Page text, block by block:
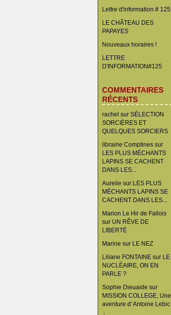
Lettre d'information # 125
LE CHÂTEAU DES
PAPAYES
Nouveaux horaires !
LETTRE
D'INFORMATION#125
COMMENTAIRES
RÉCENTS
rachel sur SÉLECTION
SORCIÈRES ET
QUELQUES SORCIERS
librairie Comptinessur
LES PLUS MÉCHANTS
LAPINS SE CACHENT
DANS LES...
Aurelie sur LES PLUS
MÉCHANTS LAPINS SE
CACHENT DANS LES...
Marion Le Hir de Fallois
sur UN RÊVE DE
LIBERTÉ
Marine sur LE NEZ
Liliane FONTAINEsur LE
NUCLÉAIRE, ON EN
PARLE ?
Sophie Dieuaide sur
MISSION COLLEGE, Une
aventure d' Antoine Lebic